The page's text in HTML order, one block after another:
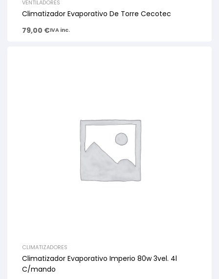
VENTILADORES
Climatizador Evaporativo De Torre Cecotec
79,00 €IVA inc.
CLIMATIZADORES
Climatizador Evaporativo Imperio 80w 3vel. 4l
C/mando